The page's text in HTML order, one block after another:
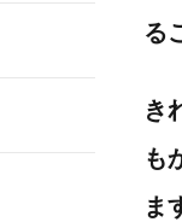
る
き
も
ま